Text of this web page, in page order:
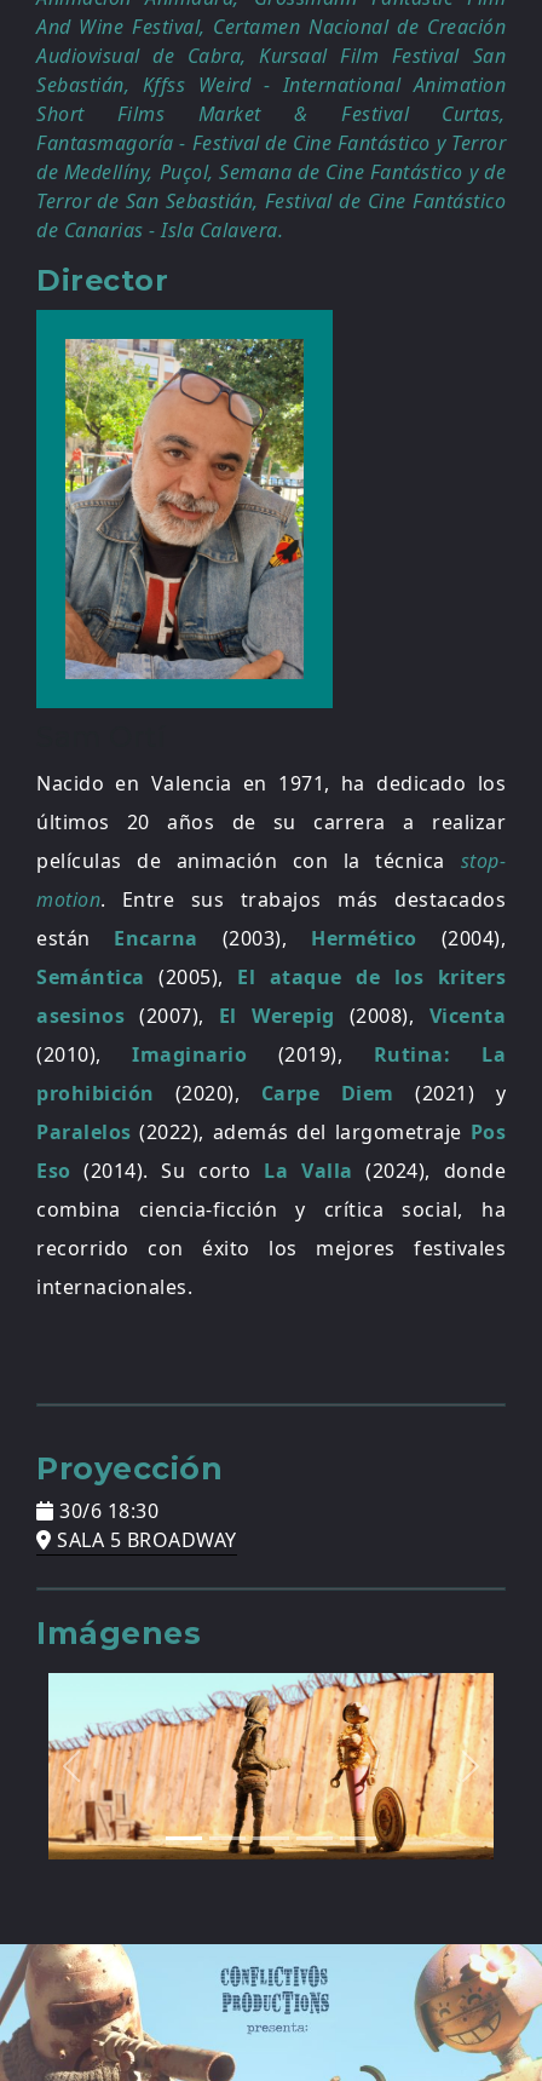
And Wine Festival, Certamen Nacional de Creación
Audiovisual de Cabra, Kursaal Film Festival San
Sebastián, Kffss Weird - International Animation
Short Films Market & Festival Curtas,
Fantasmagoría - Festival de Cine Fantástico y Terror
de Medellíny, Puçol, Semana de Cine Fantástico y de
Terror de San Sebastián, Festival de Cine Fantástico
de Canarias - Isla Calavera.
Director
Nacido en Valencia en 1971, ha dedicado los
últimos 20 años de su carrera a realizar
películas de animación con la técnica stop-
motion. Entre sus trabajos más destacados
están Encarna (2003), Hermético (2004),
Semántica (2005), El ataque de los kriters
asesinos (2007), El Werepig (2008), Vicenta
(2010), Imaginario (2019), Rutina: La
prohibición (2020), Carpe Diem (2021) y
Paralelos (2022), además del largometraje Pos
Eso (2014). Su corto La Valla (2024), donde
combina ciencia-ficción y crítica social, ha
recorrido con éxito los mejores festivales
internacionales.
Proyección
30/6 18:30
SALA 5 BROADWAY
Imágenes